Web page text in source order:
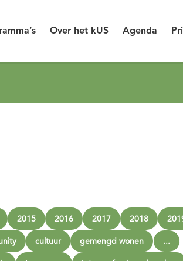
Over het kUS Agenda
2015 2016 2017 2018
cultuur gemengd wonen ...